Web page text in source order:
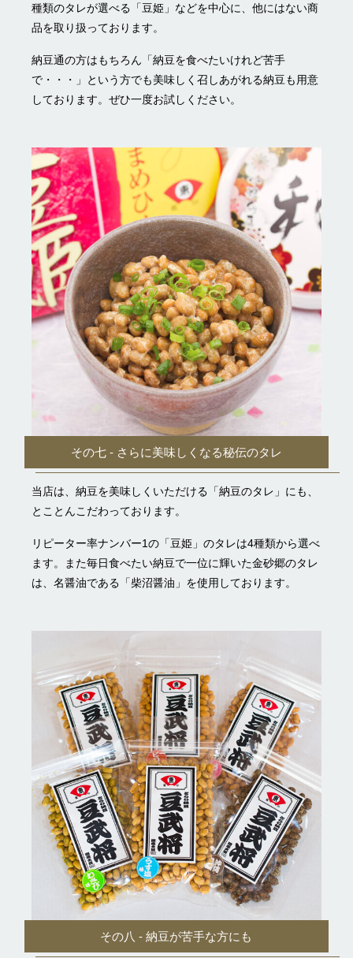
種類のタレが選べる「豆姫」などを中心に、他にはない商
品を取り扱っております。
納豆通の方はもちろん「納豆を食べたいけれど苦手
で・・・」という方でも美味しく召しあがれる納豆も用意
しております。ぜひ一度お試しください。
その七 - さらに美味しくなる秘伝のタレ
当店は、納豆を美味しくいただける「納豆のタレ」にも、
とことんこだわっております。
リピーター率ナンバー1の「豆姫」のタレは4種類から選べ
ます。また毎日食べたい納豆で一位に輝いた金砂郷のタレ
は、名醤油である「柴沼醤油」を使用しております。
その八 - 納豆が苦手な方にも